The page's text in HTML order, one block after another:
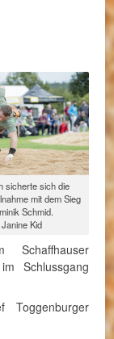
sicherte sich die
mit dem Sieg
Schmid.
Kid
Schaffhauser
Schlussgang
Toggenburger